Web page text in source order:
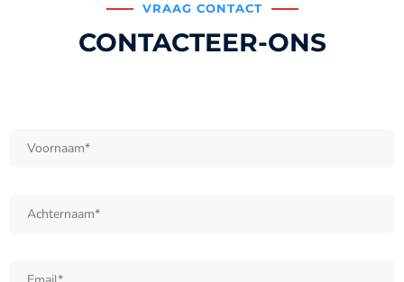
VRAAG CONTACT
CONTACTEER-ONS